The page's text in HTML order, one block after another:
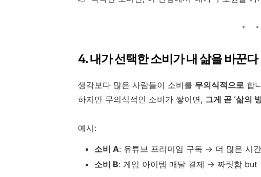
4. 내가 선택한 소비가 내 삶을 바꾼다
생각보다 많은 사람들이 소비를 무의식적으로 합
하지만 무의식적인 소비가 쌓이면, 그게 곧 ‘삶의
예시:
소비 A: 유튜브 프리미엄 구독 → 더 많은 시
소비 B: 게임 아이템 매달 결제 → 짜릿함 but